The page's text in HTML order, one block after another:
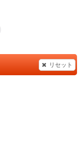
リセット